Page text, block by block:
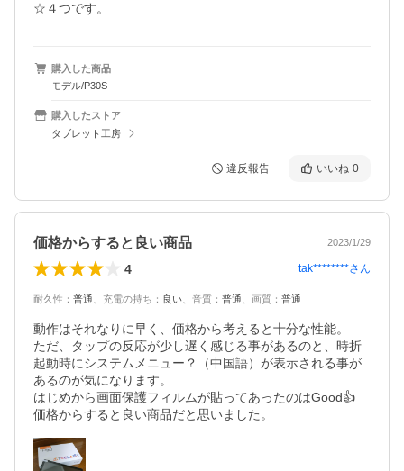
☆４つです。
購入した商品
モデル/P30S
購入したストア
タブレット工房
違反報告 いいね 0
価格からすると良い商品 2023/1/29
4 tak********さん
耐久性 ： 普通 充電の持ち ： 良い 音質 ： 普通 画質 ： 普通
動作はそれなりに早く、価格から考えると十分な性能。
ただ、タップの反応が少し遅く感じる事があるのと、時折
起動時にシステムメニュー？（中国語）が表示される事が
あるのが気になります。
はじめから画面保護フィルムが貼ってあったのはGood👍
価格からすると良い商品だと思いました。